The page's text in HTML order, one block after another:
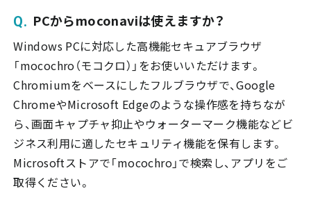
PCからmoconaviは使えますか？
Windows PCに対応した高機能セキュアブラウザ
「mocochro（モコクロ）」をお使いいただけます。
Chromiumをベースにしたフルブラウザで、Google
ChromeやMicrosoft Edgeのような操作感を持ちなが
ら、画面キャプチャ抑止やウォーターマーク機能などビ
ジネス利用に適したセキュリティ機能を保有します。
Microsoftストアで「mocochro」で検索し、アプリをご
取得ください。